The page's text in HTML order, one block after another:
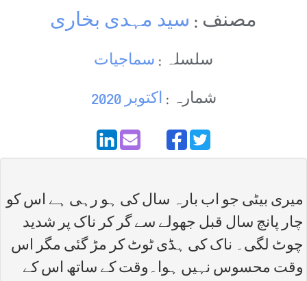
مصنف : سید مہدی بخاری
سلسلہ : سماجیات
شمارہ : اکتوبر 2020
میری بیٹی جو اب بارہ سال کی ہو رہی ہے اس کو
چار پانچ سال قبل جھولے سے گر کر ناک پر شدید
چوٹ لگی۔ ناک کی ہڈی ٹوٹ کر مڑ گئی مگر اس
وقت محسوس نہیں ہوا۔وقت کے ساتھ اس کے